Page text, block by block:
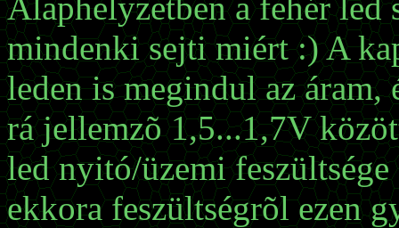
mindenki sejti miért :) A
leden is megindul az áram,
rá jellemzõ 1,5...1,7V
led nyitó/üzemi
ekkora feszültségrõl ezen